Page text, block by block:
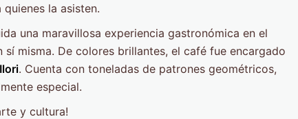
la asisten.
una maravillosa experiencia gastronómica en el
misma. De colores brillantes, el café fue encargado
. Cuenta con toneladas de patrones geométricos,
especial.
y cultura!